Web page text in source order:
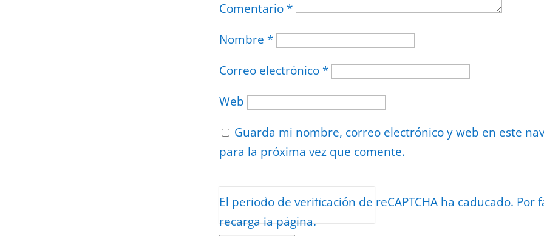
Comentario *
Nombre *
Correo electrónico *
Web
Guarda mi nombre, correo electrónico y web en este
para la próxima vez que comente.
El periodo de verificación de reCAPTCHA ha caducado. Por
recarga la página.
Protegidos por reCAPTCHA
Términos